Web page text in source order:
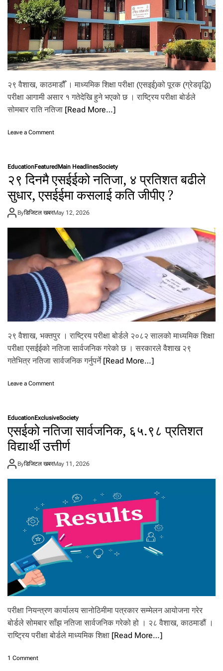
ना
इँ
दै
२९ वैशाख, काठमाडौँ । माध्यमिक शिक्षा परीक्षा (एसइई)को पूरक (ग्रेडवृद्धि)
परीक्षा आगामी असार १ गतेदेखि हुने भएको छ । राष्ट्रिय परीक्षा बोर्डले
सोमबार राति नतिजा [Read More…]
Leave a Commento
इ
ई
को
पु
प
अ
सा
र
खि
EducationFeatured Main HeadlinesSociety
२९ दिनमै एसईईको नतिजा, ४ प्रतिशत बढीले
सुधार, एसईईमा कसलाई कति जीपीए ?
Byडिजिटल खबरMay 12, 2026
२९ वैशाख, भक्तपुर । राष्ट्रिय परीक्षा बोर्डले २०८२ सालको माध्यमिक शिक्षा
परीक्षा एसईईको नतिजा सार्वजनिक गरेको छ । सरकारले वैशाख २९
गतेभित्र नतिजा सार्वजनिक गर्नुपर्ने [Read More…]
Leave a Commento
दि
न
मै
ए
ई
ति
जा
४
प्र
श
सु
धा
,
EducationExclusiveSociety
एसईको नतिजा सार्वजनिक, ६५.९८ प्रतिशत
विद्यार्थी उत्तीर्ण
Byडिजिटल खबरMay 11, 2026
परीक्षा नियन्त्रण कार्यालय सानोठिमीमा पत्रकार सम्मेलन आयोजना गरेर
बोर्डले सोमबार साँझ नतिजा सार्वजनिक गरेको हो । २८ वैशाख, काठमाडौं ।
राष्ट्रिय परीक्षा बोर्डले माध्यमिक शिक्षा [Read More…]
1 Commento